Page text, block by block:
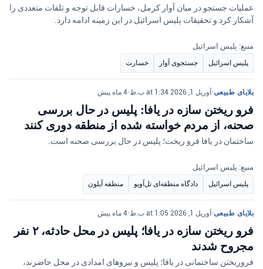
عملیات جستجو در میان آوار کرمل، خسارات قابل توجه و تلفات متعددی را
آشکار کرد و تحقیقات پلیس اسرائیل در این زمینه ادامه دارد.
منبع: پلیس اسرائیل
پلیس اسرائیل جستجوی آوار خسارت
بلایای طبیعی• آوریل 1, 2026 at 1:34 ب.ظ •4 ماه پیش
فرو ریختن سازه در یافا: پلیس در حال بررسی
صحنه، از مردم خواسته شده از منطقه دوری کنند
ساختمان در یافا فرو ریخت؛ پلیس در حال بررسی صحنه است.
منبع: پلیس اسرائیل
پلیس اسرائیل دادگاه منطقه‌ای تل‌آویو منطقه آیلون
بلایای طبیعی• آوریل 1, 2026 at 1:05 ب.ظ •4 ماه پیش
فرو ریختن سازه در یافا؛ پلیس در محل حادثه، ۲ نفر
مجروح شدند
فروریختن ساختمانی در یافا؛ پلیس و نیروهای امدادی در محل حاضرند،